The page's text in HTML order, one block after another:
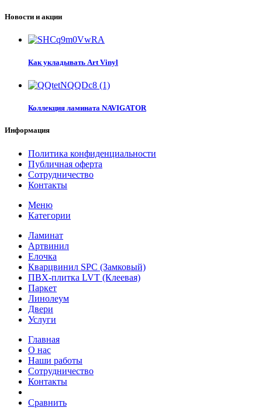
Новости и акции
Как укладывать Art Vinyl
Коллекция ламината NAVIGATOR
Информация
Политика конфиденциальности
Публичная оферта
Сотрудничество
Контакты
Меню
Категории
Ламинат
Артвинил
Елочка
Кварцвинил SPC (Замковый)
ПВХ-плитка LVT (Клеевая)
Паркет
Линолеум
Двери
Услуги
Главная
О нас
Наши работы
Сотрудничество
Контакты
Сравнить